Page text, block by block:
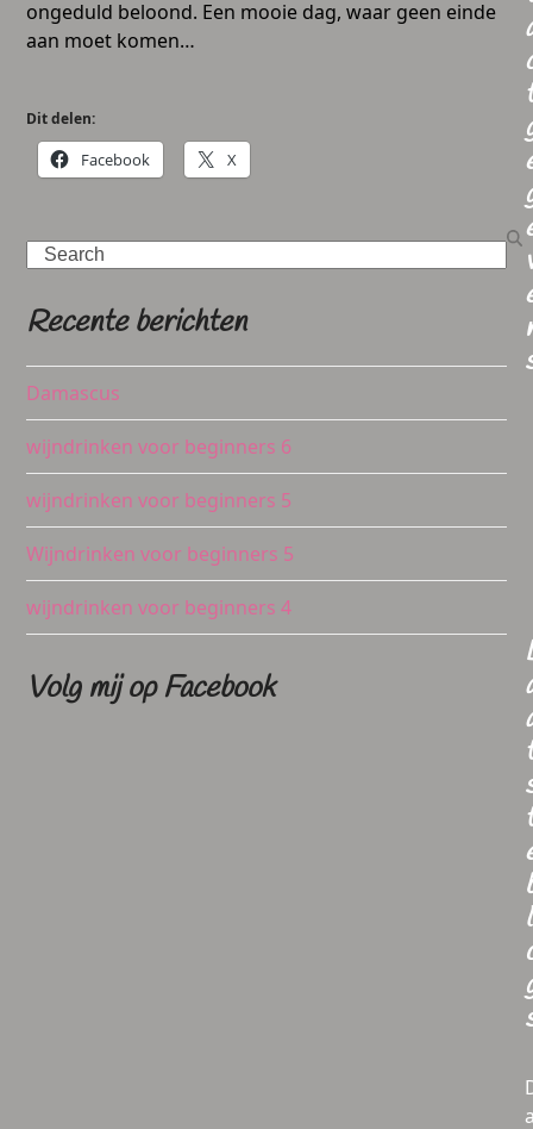
ongeduld beloond. Een mooie dag, waar geen einde
aan moet komen…
Dit delen:
Facebook X
Search
Recente berichten
Damascus
wijndrinken voor beginners 6
wijndrinken voor beginners 5
Wijndrinken voor beginners 5
wijndrinken voor beginners 4
Volg mij op Facebook
t
t
t
l